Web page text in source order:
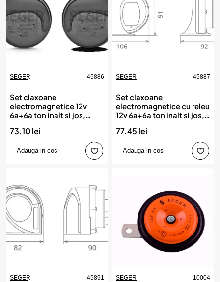
SEGER 45886
Set claxoane
electromagnetice 12v
6a+6a ton inalt si jos,
73.10 lei
Adauga in cos
SEGER 45887
Set claxoane
electromagnetice cu releu
12v 6a+6a ton inalt si jos,
77.45 lei
Adauga in cos
SEGER 45891 SEGER 10004